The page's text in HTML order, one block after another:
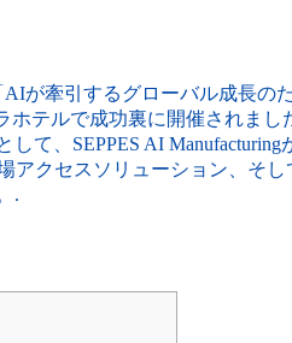
が牽引するグローバル成長の
ホテルで成功裏に開催されまし
て、SEPPES AI Manufacturing
クセスソリューション、そし
.